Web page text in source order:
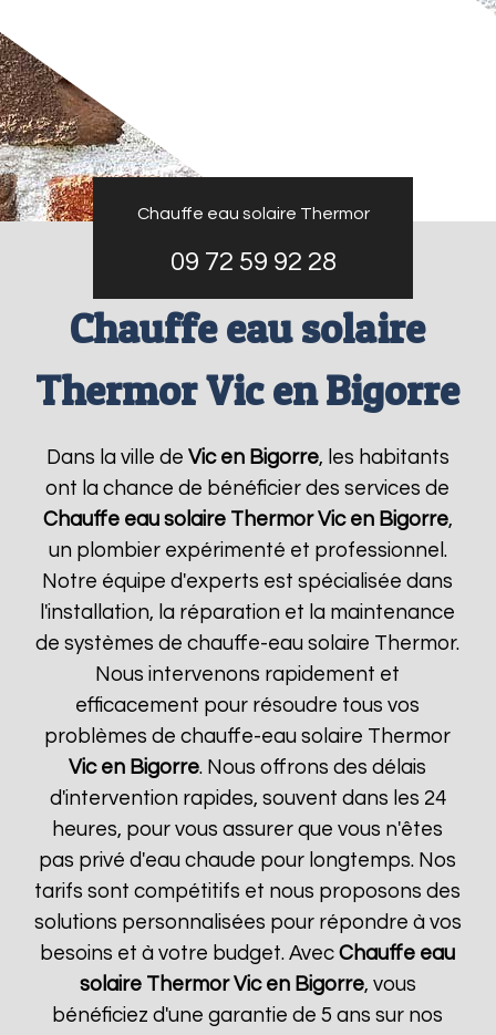
Chauffe eau solaire Thermor
09 72 59 92 28
Chauffe eau solaire
Thermor Vic en Bigorre
Dans la ville de Vic en Bigorre, les habitants
ont la chance de bénéficier des services de
Chauffe eau solaire Thermor Vic en Bigorre,
un plombier expérimenté et professionnel.
Notre équipe d'experts est spécialisée dans
l'installation, la réparation et la maintenance
de systèmes de chauffe-eau solaire Thermor.
Nous intervenons rapidement et
efficacement pour résoudre tous vos
problèmes de chauffe-eau solaire Thermor
Vic en Bigorre. Nous offrons des délais
d'intervention rapides, souvent dans les 24
heures, pour vous assurer que vous n'êtes
pas privé d'eau chaude pour longtemps. Nos
tarifs sont compétitifs et nous proposons des
solutions personnalisées pour répondre à vos
besoins et à votre budget. AvecChauffe eau
solaire Thermor Vic en Bigorre, vous
bénéficiez d'une garantie de 5 ans sur nos